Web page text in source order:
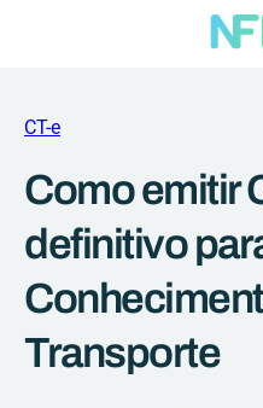
CT-e
Como emitir
definitivo
Transporte